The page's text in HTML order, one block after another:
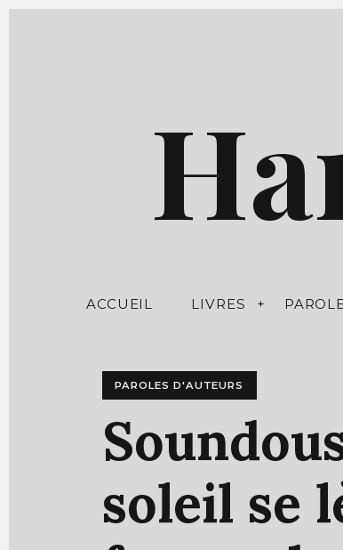
ACCUEIL LIVRES
PAROLES D'AUTEURS
soleil se